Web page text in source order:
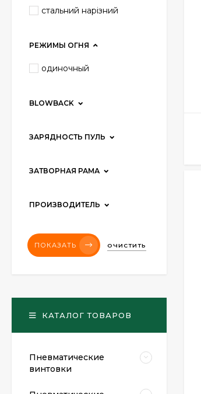
стальний нарізний
РЕЖИМЫ ОГНЯ
одиночный
BLOWBACK
ЗАРЯДНОСТЬ ПУЛЬ
ЗАТВОРНАЯ РАМА
ПРОИЗВОДИТЕЛЬ
ПОКАЗАТЬ ОЧИСТИТЬ
КАТАЛОГ ТОВАРОВ
Пневматические
винтовки